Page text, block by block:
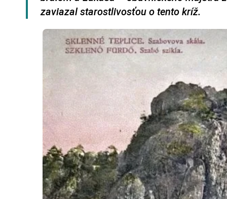
zaviazal starostlivosťou o tento kríž.